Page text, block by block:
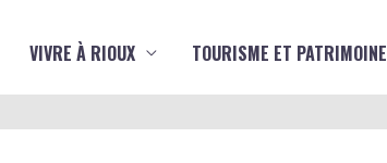
VIVRE À RIOUX TOURISME ET PATRIMOINE